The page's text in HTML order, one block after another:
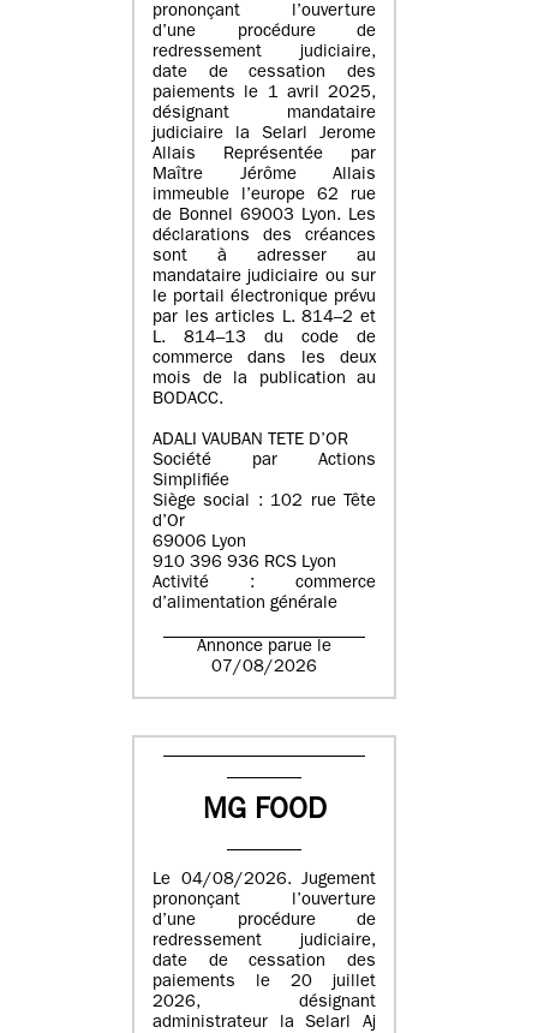
prononçant l’ouverture
d’une procédure de
redressement judiciaire,
date de cessation des
paiements le 1 avril 2025,
désignant mandataire
judiciaire la Selarl Jerome
Allais Représentée par
Maître Jérôme Allais
immeuble l’europe 62 rue
de Bonnel 69003 Lyon. Les
déclarations des créances
sont à adresser au
mandataire judiciaire ou sur
le portail électronique prévu
par les articles L. 814–2 et
L. 814–13 du code de
commerce dans les deux
mois de la publication au
BODACC.
ADALI VAUBAN TETE D’OR
Société par Actions
Simplifiée
Siège social : 102 rue Tête
d’Or
69006 Lyon
910 396 936 RCS Lyon
Activité : commerce
d’alimentation générale
Annonce parue le
07/08/2026
MG FOOD
Le 04/08/2026. Jugement
prononçant l’ouverture
d’une procédure de
redressement judiciaire,
date de cessation des
paiements le 20 juillet
2026, désignant
administrateur la Selarl Aj